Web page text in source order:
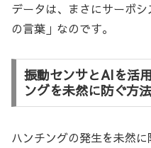
データは、まさにサーボ
の言葉」なのです。
振動センサとAIを活
ングを未然に防ぐ方法
ハンチングの発生を未然